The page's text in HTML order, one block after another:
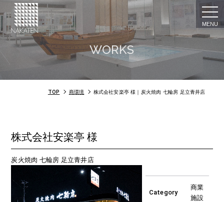
WORKS
TOP 商環境 株式会社安楽亭 様｜炭火焼肉 七輪房 足立青井店
株式会社安楽亭 様
炭火焼肉 七輪房 足立青井店
Category
商業
施設